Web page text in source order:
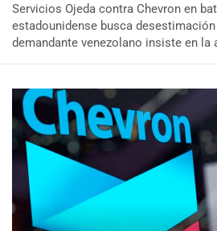
Servicios Ojeda contra Chevron en
estadounidense busca desestimación
demandante venezolano insiste en la